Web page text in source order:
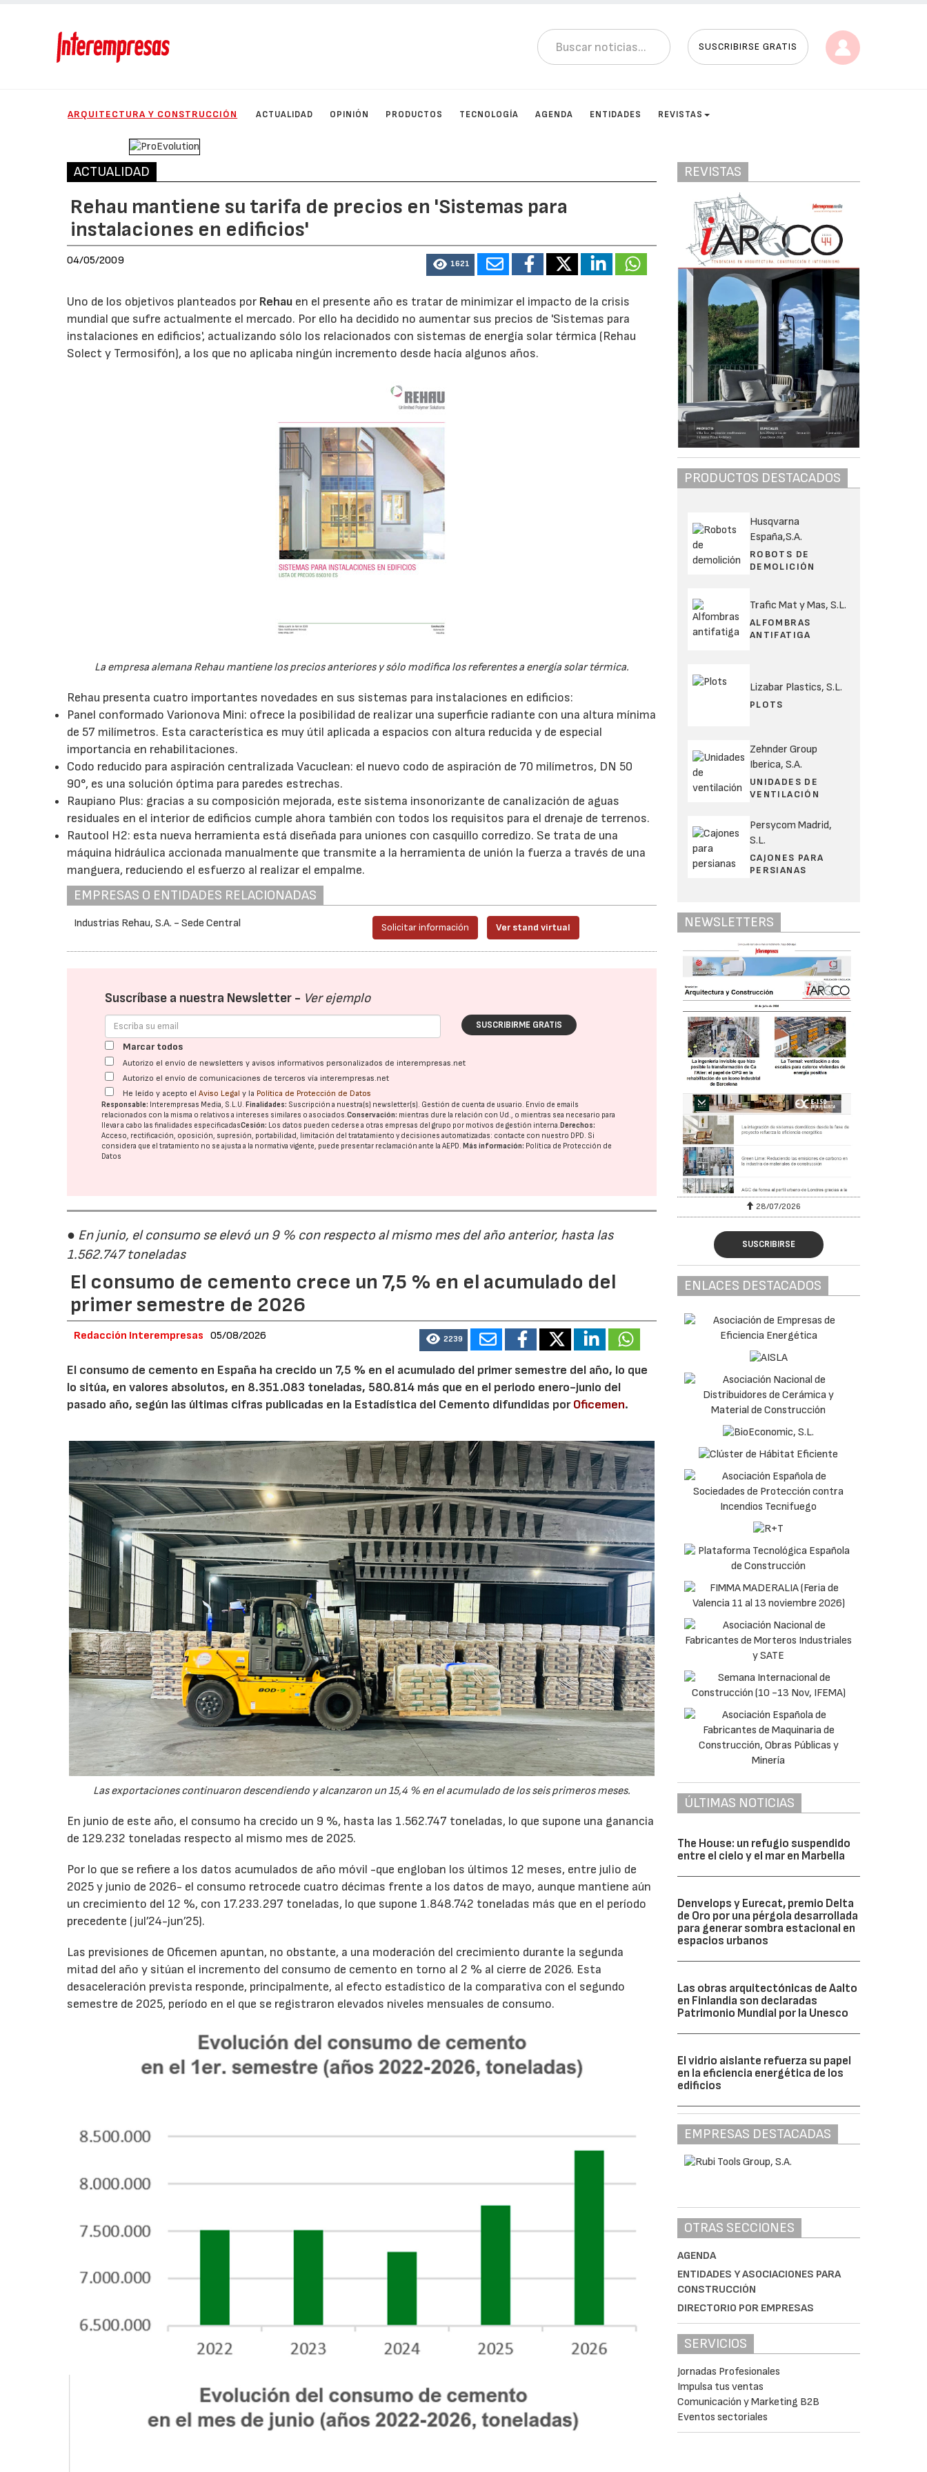
SUSCRIBIRSE GRATIS
ARQUITECTURA Y CONSTRUCCIÓN ACTUALIDAD OPINIÓN PRODUCTOS TECNOLOGÍA AGENDA ENTIDADES REVISTAS
ACTUALIDAD
Rehau mantiene su tarifa de precios en 'Sistemas para
instalaciones en edificios'
04/05/2009 1621
Uno de los objetivos planteados por Rehau en el presente año es tratar de minimizar el impacto de la crisis
mundial que sufre actualmente el mercado. Por ello ha decidido no aumentar sus precios de 'Sistemas para
instalaciones en edificios', actualizando sólo los relacionados con sistemas de energía solar térmica (Rehau
Solect y Termosifón), a los que no aplicaba ningún incremento desde hacía algunos años.
La empresa alemana Rehau mantiene los precios anteriores y sólo modifica los referentes a energía solar térmica.
Rehau presenta cuatro importantes novedades en sus sistemas para instalaciones en edificios:
Panel conformado Varionova Mini: ofrece la posibilidad de realizar una superficie radiante con una altura mínima
de 57 milímetros. Esta característica es muy útil aplicada a espacios con altura reducida y de especial
importancia en rehabilitaciones.
Codo reducido para aspiración centralizada Vacuclean: el nuevo codo de aspiración de 70 milímetros, DN 50
90°, es una solución óptima para paredes estrechas.
Raupiano Plus: gracias a su composición mejorada, este sistema insonorizante de canalización de aguas
residuales en el interior de edificios cumple ahora también con todos los requisitos para el drenaje de terrenos.
Rautool H2: esta nueva herramienta está diseñada para uniones con casquillo corredizo. Se trata de una
máquina hidráulica accionada manualmente que transmite a la herramienta de unión la fuerza a través de una
manguera, reduciendo el esfuerzo al realizar el empalme.
EMPRESAS O ENTIDADES RELACIONADAS
Industrias Rehau, S.A. - Sede Central Solicitar información Ver stand virtual
Suscríbase a nuestra Newsletter - Ver ejemplo
SUSCRIBIRME GRATIS
Marcar todos
Autorizo el envío de newsletters y avisos informativos personalizados de interempresas.net
Autorizo el envío de comunicaciones de terceros vía interempresas.net
He leído y acepto elAviso Legal y la Política de Protección de Datos
Responsable: Interempresas Media, S.L.U.Finalidades: Suscripción a nuestra(s) newsletter(s). Gestión de cuenta de usuario. Envío de emails
relacionados con la misma o relativos a intereses similares o asociados.Conservación: mientras dure la relación con Ud., o mientras sea necesario para
llevar a cabo las finalidades especificadasCesión: Los datos pueden cederse a otras empresas del grupo por motivos de gestión interna.Derechos:
Acceso, rectificación, oposición, supresión, portabilidad, limitación del tratatamiento y decisiones automatizadas: contacte con nuestro DPD. Si
considera que el tratamiento no se ajusta a la normativa vigente, puede presentar reclamación ante laAEPD.Más información: Política de Protección de
Datos
● En junio, el consumo se elevó un 9 % con respecto al mismo mes del año anterior, hasta las
1.562.747 toneladas
El consumo de cemento crece un 7,5 % en el acumulado del
primer semestre de 2026
Redacción Interempresas 05/08/2026 2239
El consumo de cemento en España ha crecido un 7,5 % en el acumulado del primer semestre del año, lo que
lo sitúa, en valores absolutos, en 8.351.083 toneladas, 580.814 más que en el periodo enero-junio del
pasado año, según las últimas cifras publicadas en la Estadística del Cemento difundidas porOficemen.
Las exportaciones continuaron descendiendo y alcanzaron un 15,4 % en el acumulado de los seis primeros meses.
En junio de este año, el consumo ha crecido un 9 %, hasta las 1.562.747 toneladas, lo que supone una ganancia
de 129.232 toneladas respecto al mismo mes de 2025.
Por lo que se refiere a los datos acumulados de año móvil -que engloban los últimos 12 meses, entre julio de
2025 y junio de 2026- el consumo retrocede cuatro décimas frente a los datos de mayo, aunque mantiene aún
un crecimiento del 12 %, con 17.233.297 toneladas, lo que supone 1.848.742 toneladas más que en el período
precedente (jul’24-jun’25).
Las previsiones de Oficemen apuntan, no obstante, a una moderación del crecimiento durante la segunda
mitad del año y sitúan el incremento del consumo de cemento en torno al 2 % al cierre de 2026. Esta
desaceleración prevista responde, principalmente, al efecto estadístico de la comparativa con el segundo
semestre de 2025, período en el que se registraron elevados niveles mensuales de consumo.
REVISTAS
PRODUCTOS DESTACADOS
Husqvarna
España,S.A.
ROBOTS DE
DEMOLICIÓN
Trafic Mat y Mas, S.L.
ALFOMBRAS
ANTIFATIGA
Lizabar Plastics, S.L.
PLOTS
Zehnder Group
Iberica, S.A.
UNIDADES DE
VENTILACIÓN
Persycom Madrid,
S.L.
CAJONES PARA
PERSIANAS
NEWSLETTERS
28/07/2026
SUSCRIBIRSE
ENLACES DESTACADOS
ÚLTIMAS NOTICIAS
The House: un refugio suspendido
entre el cielo y el mar en Marbella
Denvelops y Eurecat, premio Delta
de Oro por una pérgola desarrollada
para generar sombra estacional en
espacios urbanos
Las obras arquitectónicas de Aalto
en Finlandia son declaradas
Patrimonio Mundial por la Unesco
El vidrio aislante refuerza su papel
en la eficiencia energética de los
edificios
EMPRESAS DESTACADAS
OTRAS SECCIONES
AGENDA
ENTIDADES Y ASOCIACIONES PARA
CONSTRUCCIÓN
DIRECTORIO POR EMPRESAS
SERVICIOS
Jornadas Profesionales
Impulsa tus ventas
Comunicación y Marketing B2B
Eventos sectoriales